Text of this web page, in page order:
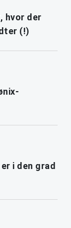
hvor der
(!)
i den grad